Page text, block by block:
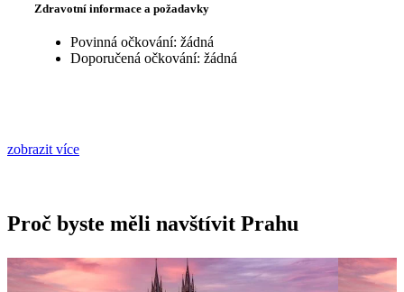
Zdravotní informace a požadavky
Povinná očkování: žádná
Doporučená očkování: žádná
zobrazit více
Proč byste měli navštívit Prahu